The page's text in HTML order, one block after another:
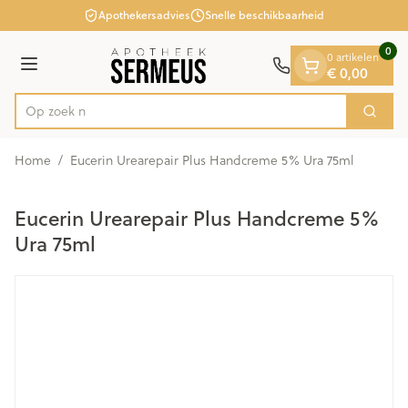
Ga naar de inhoudApothekersadvies Snelle beschikbaarheid
Menu
Product, merk, categorie...
Op zoek naar Zoek
0 artikelen
€ 0,00
0
Home / Eucerin Urearepair Plus Handcreme 5% Ura 75ml
Eucerin Urearepair Plus Handcreme 5%
Ura 75ml